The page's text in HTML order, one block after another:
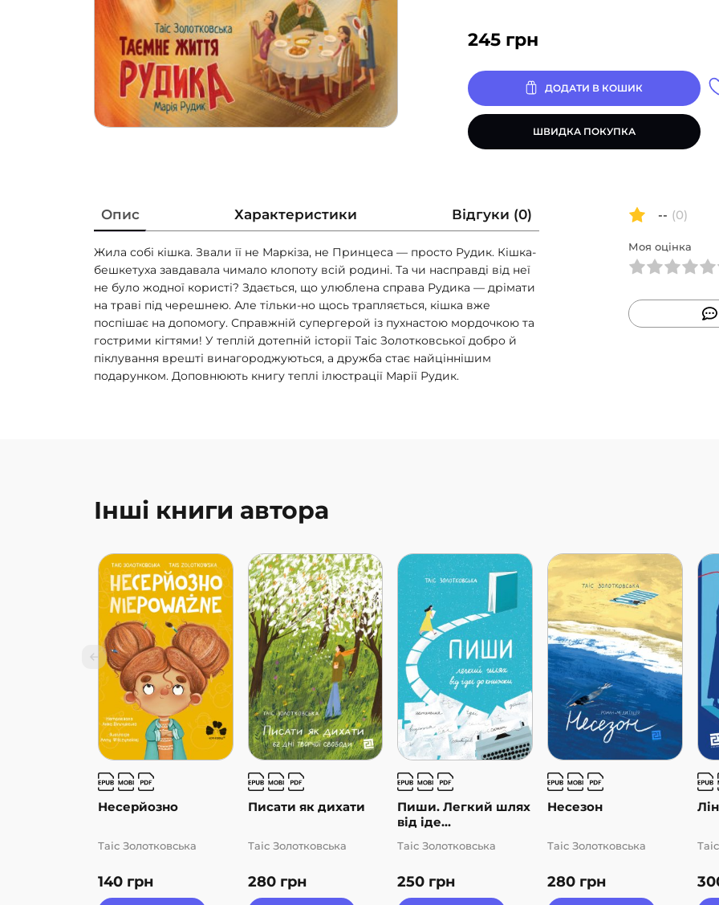
245 грн
ДОДАТИ В КОШИК
ШВИДКА ПОКУПКА
Опис Характеристики Відгуки (0)
Жила собі кішка. Звали її не Маркіза, не Принцеса — просто Рудик. Кішка-
бешкетуха завдавала чимало клопоту всій родині. Та чи насправді від неї
не було жодної користі? Здається, що улюблена справа Рудика — дрімати
на траві під черешнею. Але тільки-но щось трапляється, кішка вже
поспішає на допомогу. Справжній супергерой із пухнастою мордочкою та
гострими кігтями! У теплій дотепній історії Таіс Золотковської добро й
піклування врешті винагороджуються, а дружба стає найціннішим
подарунком. Доповнюють книгу теплі ілюстрації Марії Рудик.
-- (0)
Моя оцінка
Інші книги автора
Несерйозно
140 грн
Таіс Золотковська
Писати як дихати
280 грн
Таіс Золотковська
Пиши. Легкий шлях
від іде...
250 грн
Таіс Золотковська
Несезон
280 грн
Таіс Золотковська